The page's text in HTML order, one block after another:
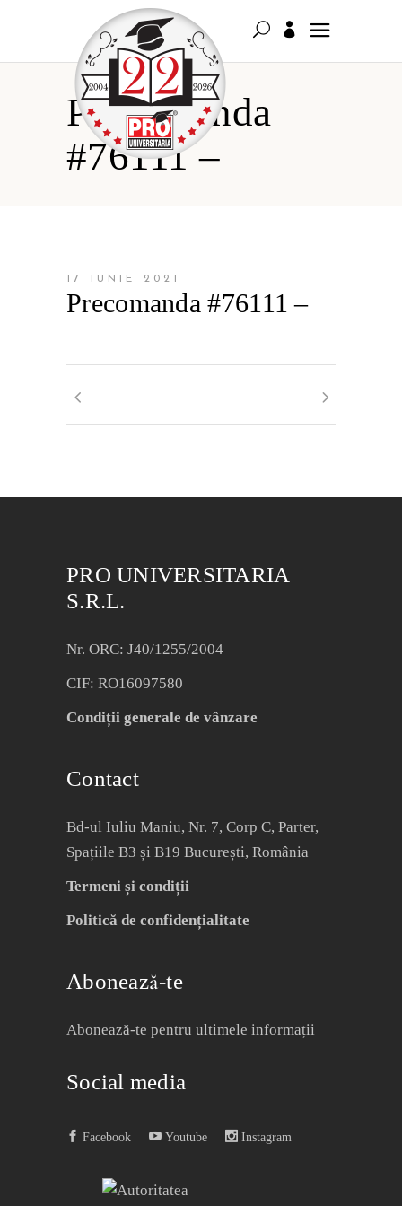
Precomanda
#76111 –
17 IUNIE 2021
Precomanda #76111 –
PRO UNIVERSITARIA
S.R.L.
Nr. ORC: J40/1255/2004
CIF: RO16097580
Condiții generale de vânzare
Contact
Bd-ul Iuliu Maniu, Nr. 7, Corp C, Parter,
Spațiile B3 și B19 București, România
Termeni și condiții
Politică de confidențialitate
Abonează-te
Abonează-te pentru ultimele informații
Social media
Facebook Youtube Instagram